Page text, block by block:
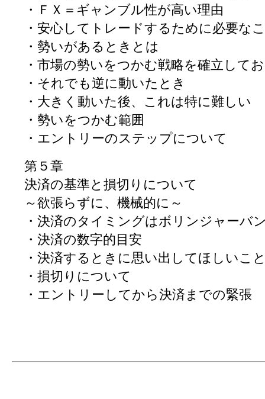
・ＦＸ＝ギャンブル性が高い理由
・安心してトレードするために必要な
・勢いがあるときとは
・市場の勢いをつかむ戦略を確立して
・それでも逆に動いたとき
・大きく動いた後、これは特に難しい
・勢いをつかむ範囲
・エントリーのステップについて
第５章
決済の基準と損切りについて
～欲張らずに、機械的に～
・決済のタイミングはボリンジャーバ
・決済の数字的目安
・決済するときに思い出してほしいこ
・損切りについて
・エントリーしてから決済までの緊張